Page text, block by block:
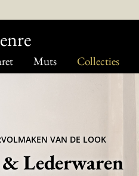
Muts Collecties
VAN DE LOOK
& Lederwaren